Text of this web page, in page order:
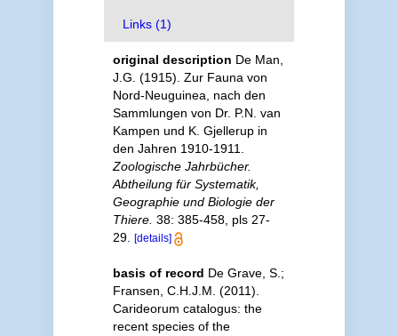
Links (1)
original description De Man,
J.G. (1915). Zur Fauna von
Nord-Neuguinea, nach den
Sammlungen von Dr. P.N. van
Kampen und K. Gjellerup in
den Jahren 1910-1911.
Zoologische Jahrbücher.
Abtheilung für Systematik,
Geographie und Biologie der
Thiere. 38: 385-458, pls 27-
29.
[details]
basis of record De Grave, S.;
Fransen, C.H.J.M. (2011).
Carideorum catalogus: the
recent species of the